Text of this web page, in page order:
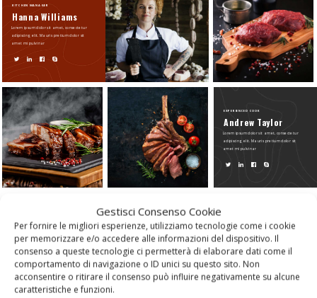
Gestisci Consenso Cookie
Per fornire le migliori esperienze, utilizziamo tecnologie come i cookie
per memorizzare e/o accedere alle informazioni del dispositivo. Il
consenso a queste tecnologie ci permetterà di elaborare dati come il
comportamento di navigazione o ID unici su questo sito. Non
acconsentire o ritirare il consenso può influire negativamente su alcune
caratteristiche e funzioni.
KITCHEN MANAGER
Lorem ipsum dolor sit amet, consectetur
adipiscing elit. Mauris pretium dolor sit
amet mi pulvinar
Hanna Williams
EXPERIENCED COOK
Lorem ipsum dolor sit amet, consectetur
adipiscing elit. Mauris pretium dolor sit
amet mi pulvinar
Andrew Taylor
Biological
CHOOSE THE